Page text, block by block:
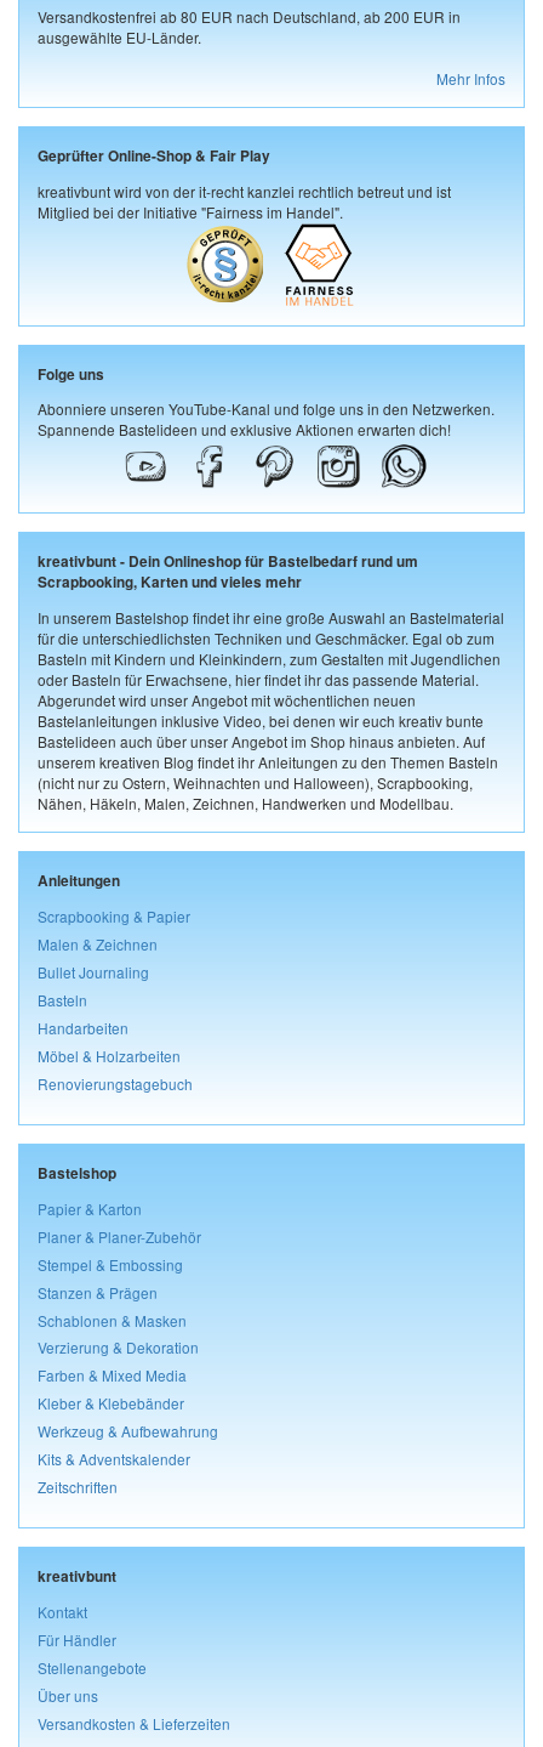
Versandkostenfrei ab 80 EUR nach Deutschland, ab 200 EUR in
ausgewählte EU-Länder.
Mehr Infos
Geprüfter Online-Shop & Fair Play
kreativbunt wird von der it-recht kanzlei rechtlich betreut und ist
Mitglied bei der Initiative "Fairness im Handel".
Folge uns
Abonniere unseren YouTube-Kanal und folge uns in den Netzwerken.
Spannende Bastelideen und exklusive Aktionen erwarten dich!
kreativbunt - Dein Onlineshop für Bastelbedarf rund um
Scrapbooking, Karten und vieles mehr
In unserem Bastelshop findet ihr eine große Auswahl an Bastelmaterial
für die unterschiedlichsten Techniken und Geschmäcker. Egal ob zum
Basteln mit Kindern und Kleinkindern, zum Gestalten mit Jugendlichen
oder Basteln für Erwachsene, hier findet ihr das passende Material.
Abgerundet wird unser Angebot mit wöchentlichen neuen
Bastelanleitungen inklusive Video, bei denen wir euch kreativ bunte
Bastelideen auch über unser Angebot im Shop hinaus anbieten. Auf
unserem kreativen Blog findet ihr Anleitungen zu den Themen Basteln
(nicht nur zu Ostern, Weihnachten und Halloween), Scrapbooking,
Nähen, Häkeln, Malen, Zeichnen, Handwerken und Modellbau.
Anleitungen
Scrapbooking & Papier
Malen & Zeichnen
Bullet Journaling
Basteln
Handarbeiten
Möbel & Holzarbeiten
Renovierungstagebuch
Bastelshop
Papier & Karton
Planer & Planer-Zubehör
Stempel & Embossing
Stanzen & Prägen
Schablonen & Masken
Verzierung & Dekoration
Farben & Mixed Media
Kleber & Klebebänder
Werkzeug & Aufbewahrung
Kits & Adventskalender
Zeitschriften
kreativbunt
Kontakt
Für Händler
Stellenangebote
Über uns
Versandkosten & Lieferzeiten